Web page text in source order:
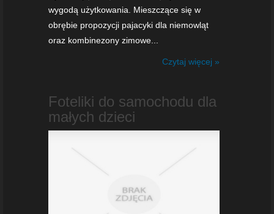
wygodą użytkowania. Mieszczące się w
obrębie propozycji pajacyki dla niemowląt
oraz kombinezony zimowe...
Czytaj więcej »
Foteliki do samochodu dla
małych dzieci